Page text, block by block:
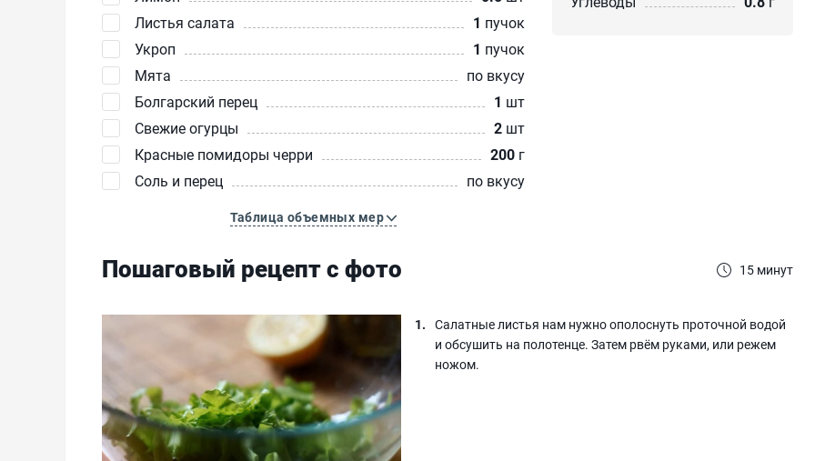
Листья салата
1 пучок
Укроп
1 пучок
Мята
по вкусу
Болгарский перец
1 шт
Свежие огурцы
2 шт
Красные помидоры черри
200 г
Соль и перец
по вкусу
Таблица объемных мер
Пошаговый рецепт с фото 15 минут
Салатные листья нам нужно ополоснуть проточной водой
и обсушить на полотенце. Затем рвём руками, или режем
ножом.